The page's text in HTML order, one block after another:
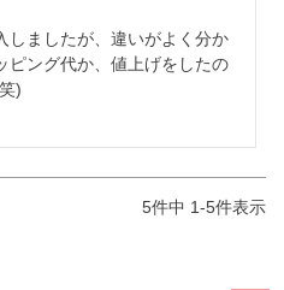
しましたが、違いがよく分か
ピング代か、値上げをしたの
)
5件中 1-5件表示